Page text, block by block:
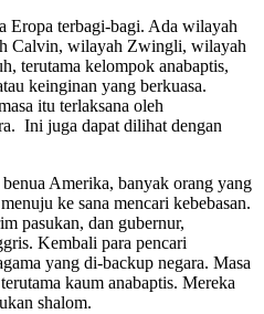
Eropa terbagi-bagi. Ada wilayah
Calvin, wilayah Zwingli, wilayah
terutama kelompok anabaptis,
keinginan yang berkuasa.
itu terlaksana oleh
Ini juga dapat dilihat dengan
Amerika, banyak orang yang
ke sana mencari kebebasan.
pasukan, dan gubernur,
Kembali para pencari
yang di-backup negara. Masa
kaum anabaptis. Mereka
shalom.